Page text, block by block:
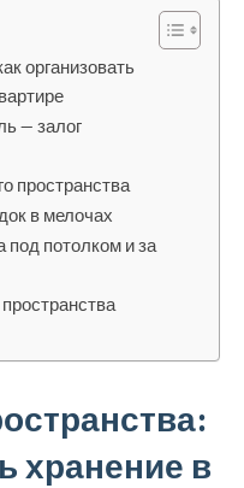
организовать
— залог
пространства
в мелочах
под потолком и за
хранение в